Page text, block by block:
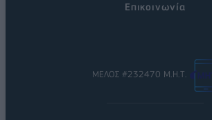
Επικοινωνία
ΜΕΛΟΣ #232470 Μ.Η.Τ.